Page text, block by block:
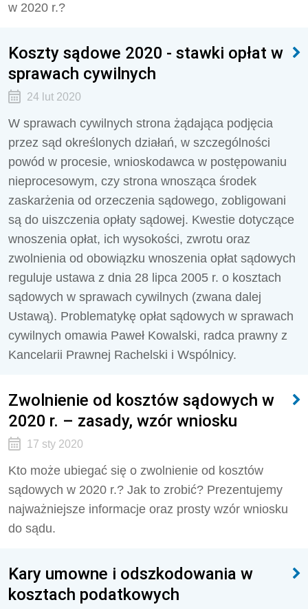
w 2020 r.?
Koszty sądowe 2020 - stawki opłat w
sprawach cywilnych
24 lut 2020
W sprawach cywilnych strona żądająca podjęcia
przez sąd określonych działań, w szczególności
powód w procesie, wnioskodawca w postępowaniu
nieprocesowym, czy strona wnosząca środek
zaskarżenia od orzeczenia sądowego, zobligowani
są do uiszczenia opłaty sądowej. Kwestie dotyczące
wnoszenia opłat, ich wysokości, zwrotu oraz
zwolnienia od obowiązku wnoszenia opłat sądowych
reguluje ustawa z dnia 28 lipca 2005 r. o kosztach
sądowych w sprawach cywilnych (zwana dalej
Ustawą). Problematykę opłat sądowych w sprawach
cywilnych omawia Paweł Kowalski, radca prawny z
Kancelarii Prawnej Rachelski i Wspólnicy.
Zwolnienie od kosztów sądowych w
2020 r. – zasady, wzór wniosku
17 sty 2020
Kto może ubiegać się o zwolnienie od kosztów
sądowych w 2020 r.? Jak to zrobić? Prezentujemy
najważniejsze informacje oraz prosty wzór wniosku
do sądu.
Kary umowne i odszkodowania w
kosztach podatkowych